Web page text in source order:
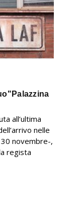
all’ultima
nelle
novembre-,
regista